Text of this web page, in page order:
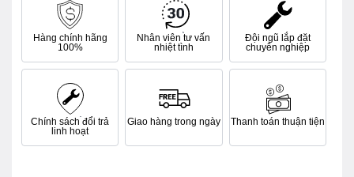
Hàng chính hãng
100%
Nhân viên tư vấn
nhiệt tình
Đội ngũ lắp đặt
chuyên nghiệp
Chính sách đổi trả
linh hoạt
Giao hàng trong ngày Thanh toán thuận tiện